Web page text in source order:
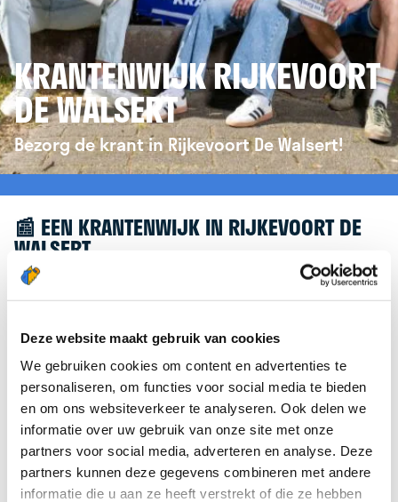
Deze website maakt gebruik van cookies
We gebruiken cookies om content en advertenties te
personaliseren, om functies voor social media te bieden
en om ons websiteverkeer te analyseren. Ook delen we
informatie over uw gebruik van onze site met onze
partners voor social media, adverteren en analyse. Deze
partners kunnen deze gegevens combineren met andere
informatie die u aan ze heeft verstrekt of die ze hebben
KRANTENWIJK RIJKEVOORT
DE WALSERT
Bezorg de krant in Rijkevoort De Walsert!
📰 EEN KRANTENWIJK IN RIJKEVOORT DE
WALSERT
Leuk dat je geïnteresseerd bent in een
te helpen, verwijzen we je graag door naar de
website vankrantenbezorgen.nl. Daar kun je je
eenvoudig aanmelden om de krant te bezorgen in
Rijkevoort De Walsert.
We hopen dat je snel aan de slag kunt en wensen
je veel succes! 🚴‍♂️💨